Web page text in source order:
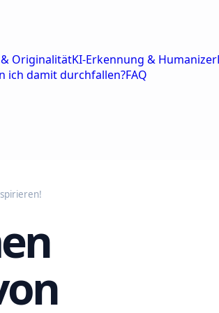
OriginalitätKI-Erkennung & Humanizer
ich damit durchfallen?FAQ